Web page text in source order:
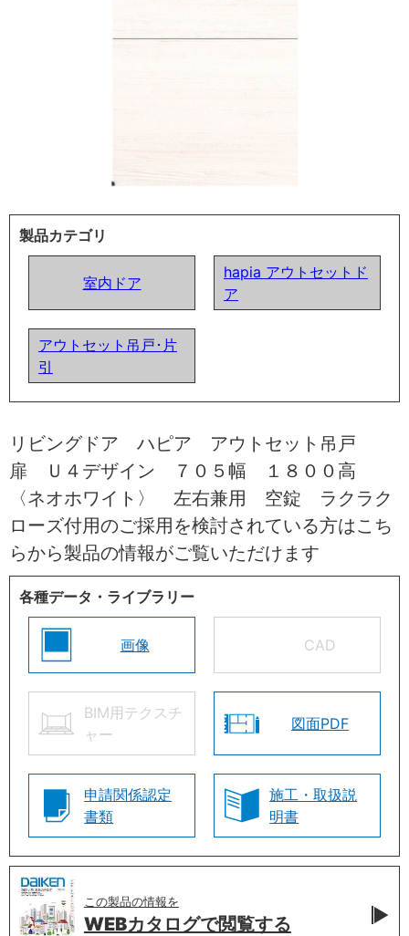
製品カテゴリ
室内ドア
hapia アウトセットド
ア
アウトセット吊戸･片
引
リビングドア ハピア アウトセット吊戸
扉 Ｕ４デザイン ７０５幅 １８００高
〈ネオホワイト〉 左右兼用 空錠 ラクラク
ローズ付用のご採用を検討されている方はこち
らから製品の情報がご覧いただけます
各種データ・ライブラリー
画像 CAD
BIM用テクスチ
ャー
図面PDF
申請関係認定
書類
施工・取扱説
明書
この製品の情報を
WEBカタログで閲覧する